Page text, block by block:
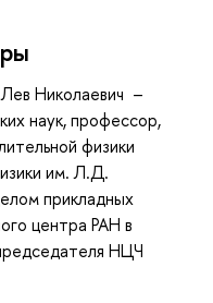
Николаевич –
наук, профессор,
физики
им. Л.Д.
прикладных
центра РАН в
НЦЧ